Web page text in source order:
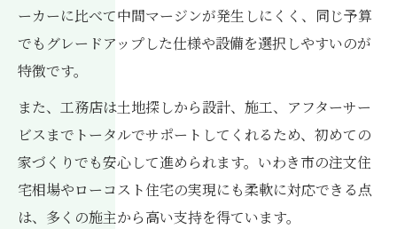
ーカーに比べて中間マージンが発生しにくく、同じ予算
でもグレードアップした仕様や設備を選択しやすいのが
特徴です。
また、工務店は土地探しから設計、施工、アフターサー
ビスまでトータルでサポートしてくれるため、初めての
家づくりでも安心して進められます。いわき市の注文住
宅相場やローコスト住宅の実現にも柔軟に対応できる点
は、多くの施主から高い支持を得ています。